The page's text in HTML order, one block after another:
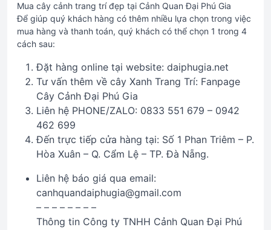
Mua cây cảnh trang trí đẹp tại Cảnh Quan Đại Phú Gia
Để giúp quý khách hàng có thêm nhiều lựa chọn trong việc
mua hàng và thanh toán, quý khách có thể chọn 1 trong 4
cách sau:
Đặt hàng online tại website: daiphugia.net
Tư vấn thêm về cây Xanh Trang Trí: Fanpage
Cây Cảnh Đại Phú Gia
Liên hệ PHONE/ZALO: 0833 551 679 – 0942
462 699
Đến trực tiếp cửa hàng tại: Số 1 Phan Triêm – P.
Hòa Xuân – Q. Cẩm Lệ – TP. Đà Nẵng.
Liên hệ báo giá qua email:
canhquandaiphugia@gmail.com
– – – – – – – –
Thông tin Công ty TNHH Cảnh Quan Đại Phú